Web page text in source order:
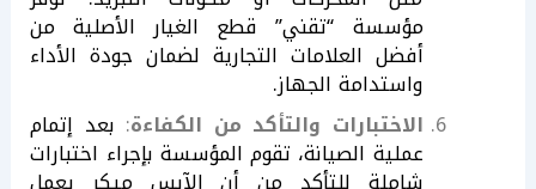
مؤسسة “تقني” قطع الغيار الأصلية من
أفضل العلامات التجارية لضمان جودة الأداء
واستدامة الجهاز.
الاختبارات والتأكد من الكفاءة: بعد إتمام
عملية الصيانة، تقوم المؤسسة بإجراء اختبارات